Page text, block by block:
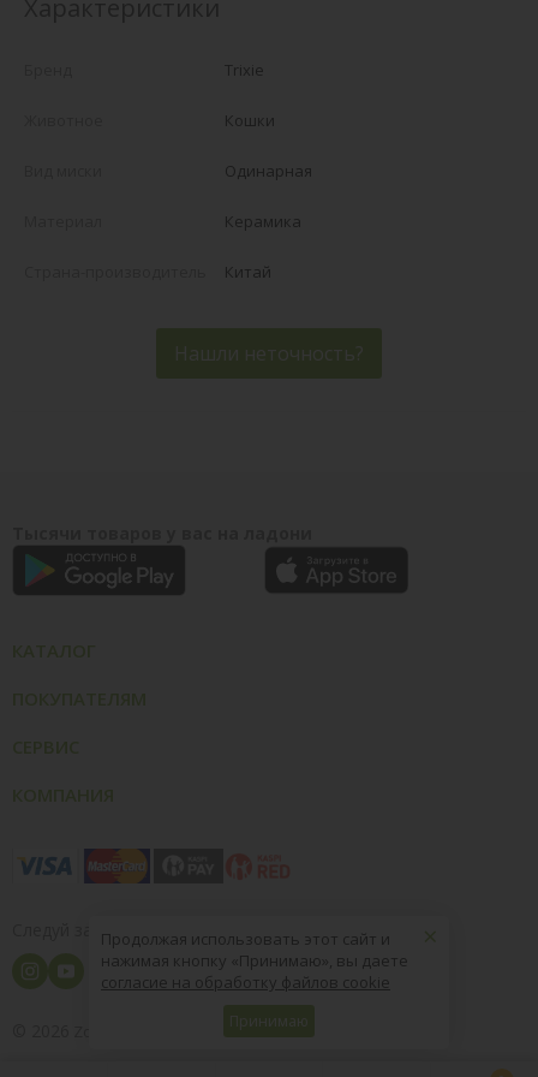
Trixie
Кошки
Одинарная
Керамика
Китай
Нашли неточность?
Следуй за нами
8 (800) 004-09-40
×
Продолжая использовать этот сайт и
нажимая кнопку «Принимаю», вы даете
согласие на обработку файлов cookie
Принимаю